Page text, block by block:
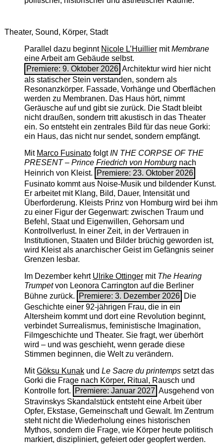
Theater, Sound, Körper, Stadt
Parallel dazu beginnt Nicole L’Huilliermit ­Membrane
eine Arbeit am Gebäude selbst.
Premiere: 9. Oktober 2026 Architektur wird hier nicht
als statischer Stein verstanden, sondern als
Resonanzkörper. Fassade, Vorhänge und Oberflächen
werden zu Membranen. Das Haus hört, nimmt
Geräusche auf und gibt sie zurück. Die Stadt bleibt
nicht draußen, sondern tritt akustisch in das Theater
ein. So entsteht ein zentrales Bild für das neue Gorki:
ein Haus, das nicht nur sendet, sondern empfängt.
Mit Marco FusinatofolgtIN THE CORPSE OF THE
PRESENT – Prince Friedrich von Homburgnach
Heinrich von Kleist.
Premiere: 23. Oktober 2026
Fusinato kommt aus Noise-Musik und bildender Kunst.
Er arbeitet mit Klang, Bild, Dauer, Intensität und
Überforderung. Kleists Prinz von Homburg wird bei ihm
zu einer Figur der Gegenwart: zwischen Traum und
Befehl, Staat und Eigenwillen, Gehorsam und
Kontrollverlust. In einer Zeit, in der Vertrauen in
Institutionen, Staaten und Bilder brüchig geworden ist,
wird Kleist als anarchischer Geist im Gefängnis seiner
Grenzen lesbar.
Im Dezember kehrt Ulrike Ottingermit The ­Hearing
Trumpetvon Leonora Carrington auf die Berliner
Bühne zurück.
Premiere: 3. Dezember 2026 Die
Geschichte einer 92-jährigen Frau, die in ein
Altersheim kommt und dort eine Revolution beginnt,
verbindet Surrealismus, feministische Imagination,
Filmgeschichte und Theater. Sie fragt, wer überhört
wird – und was geschieht, wenn gerade diese
Stimmen beginnen, die Welt zu verändern.
MitGöksu Kunakund Le Sacre du printempssetzt das
Gorki die Frage nach Körper, Ritual, Rausch und
Kontrolle fort.
Premiere: Januar 2027 Ausgehend von
Stravinskys Skandalstück entsteht eine Arbeit über
Opfer, Ekstase, Gemeinschaft und Gewalt. Im Zentrum
steht nicht die Wiederholung eines historischen
Mythos, sondern die Frage, wie Körper heute politisch
markiert, diszipliniert, gefeiert oder geopfert werden.